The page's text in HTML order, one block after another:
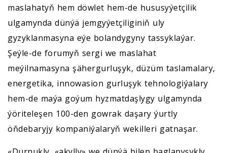
maslahatyň hem döwlet hem-de hususyýetçilik
ulgamynda dünýä jemgyýetçiliginiň uly
gyzyklanmasyna eýe bolandygyny tassyklaýar.
Şeýle-de forumyň sergi we maslahat
meýilnamasyna şähergurluşyk, düzüm taslamalary,
energetika, innowasion gurluşyk tehnologiýalary
hem-de maýa goýum hyzmatdaşlygy ulgamynda
ýöriteleşen 100-den gowrak daşary ýurtly
öňdebaryjy kompaniýalaryň wekilleri gatnaşar.